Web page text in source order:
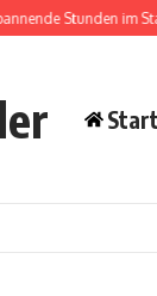
Stunden im
Start